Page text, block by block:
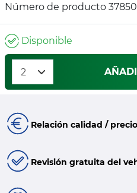
Número de producto
Disponible
Relación calidad /
Revisión gratuita del